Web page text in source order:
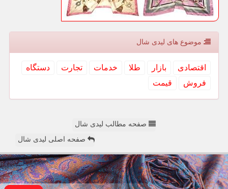
موضوع های لیدی شال
اقتصادی بازار طلا خدمات تجارت
دستگاه
فروش
قیمت
صفحه مطالب لیدی شال
صفحه اصلی لیدی شال